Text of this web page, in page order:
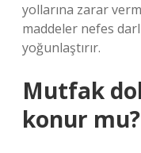
yollarına zarar
maddeler nefes
yoğunlaştırır.
Mutfak
konur mu?